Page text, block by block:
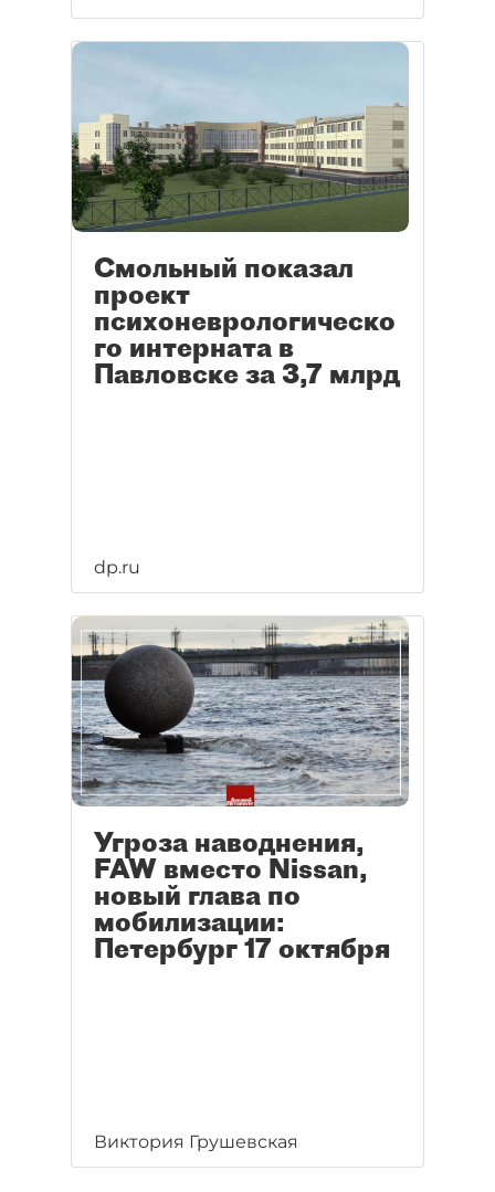
Смольный показал
проект
психоневрологическо
го интерната в
Павловске за 3,7 млрд
dp.ru
Угроза наводнения,
FAW вместо Nissan,
новый глава по
мобилизации:
Петербург 17 октября
Виктория Грушевская